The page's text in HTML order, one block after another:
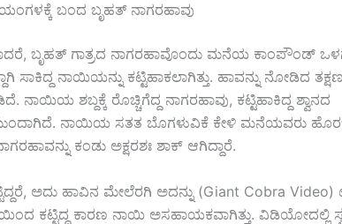
ಬಂದ ಬೃಹತ್ ನಾಗರಹಾವು
ಬೃಹತ್ ಗಾತ್ರದ ನಾಗರಹಾವೊಂದು ಮನೆಯ ಕಾಂಪೌಂಡ್
ಸಾಕಿದ್ದ ನಾಯಿಯನ್ನು ಕಟ್ಟಿಹಾಕಲಾಗಿತ್ತು. ಹಾವನ್ನು ನೋಡಿದ
ಶಬ್ದಕ್ಕೆ ರೊಚ್ಚಿಗೆದ್ದ ನಾಗರಹಾವು, ಕಟ್ಟಿಹಾಕಿದ್ದ ಶ್ವಾನದ
ನಾಯಿಯ ಸತತ ಬೊಗಳುವಿಕೆ ಕೇಳಿ ಮನೆಯವರು
ಕಂಡು ಅಕ್ಷರಶಃ ಶಾಕ್ ಆಗಿದ್ದಾರೆ.
ಅದು ಹಾವಿನ ಮೇಲೆರಗಿ ಅದನ್ನು (Giant Cobra Video)
ಕಟ್ಟಿದ್ದ ಕಾರಣ ನಾಯಿ ಅಸಹಾಯಕವಾಗಿತ್ತು. ವಿಡಿಯೋದಲ್ಲಿ